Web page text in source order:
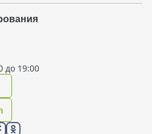
до 19:00